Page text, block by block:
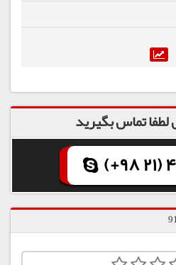
تماس بگیرید
(+98 21)